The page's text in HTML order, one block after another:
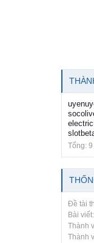
Tổng:
Đề tài
Bài viết:
Thành
Thành